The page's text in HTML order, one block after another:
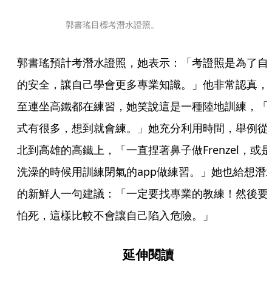
郭書瑤目標考潛水證照。
郭書瑤預計考潛水證照，她表示：「考證照是為了自
的安全，讓自己學會更多專業知識。」他非常認真，
至連坐高鐵都在練習，她笑說這是一種陸地訓練，「
式有很多，想到就會練。」她充分利用時間，舉例從
北到高雄的高鐵上，「一直捏著鼻子做Frenzel，或是
洗澡的時候用訓練閉氣的app做練習。」她也給想潛
的新鮮人一句建議：「一定要找專業的教練！然後要
怕死，這樣比較不會讓自己陷入危險。」
延伸閱讀